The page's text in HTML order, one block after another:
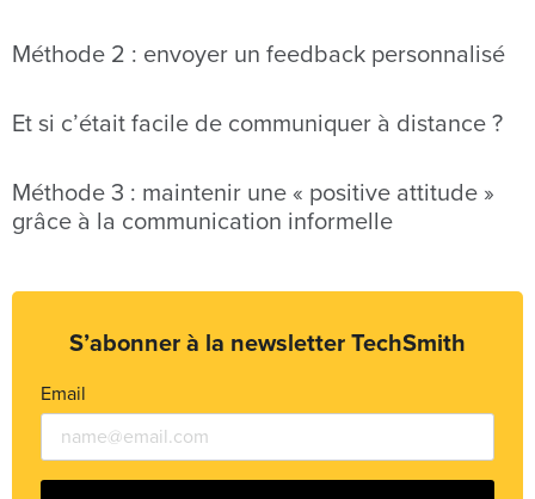
Méthode 2 : envoyer un feedback personnalisé
Et si c’était facile de communiquer à distance ?
Méthode 3 : maintenir une « positive attitude »
grâce à la communication informelle
S’abonner à la newsletter TechSmith
Email